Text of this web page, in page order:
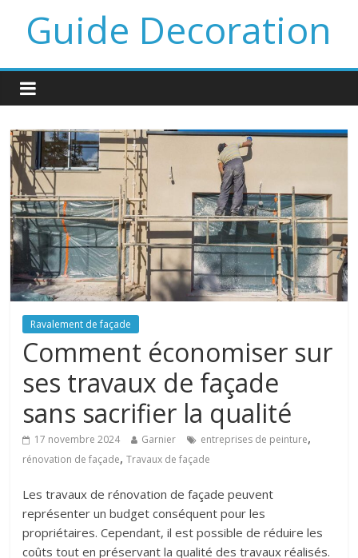
Guide Decoration
Ravalement de façade
Comment économiser sur
ses travaux de façade
sans sacrifier la qualité
17 novembre 2024 Garnier entreprises de peinture,
rénovation de façade,Travaux de façade
Les travaux de rénovation de façade peuvent
représenter un budget conséquent pour les
propriétaires. Cependant, il est possible de réduire les
coûts tout en préservant la qualité des travaux réalisés.